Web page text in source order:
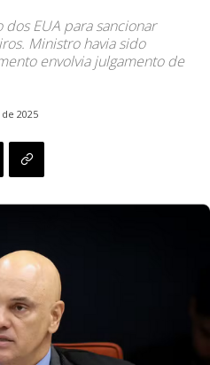
EUA para sancionar
Ministro havia sido
envolvia julgamento de
2025